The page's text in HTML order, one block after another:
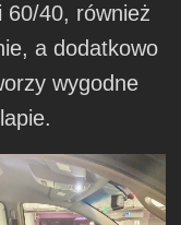
60/40, również
a dodatkowo
wygodne